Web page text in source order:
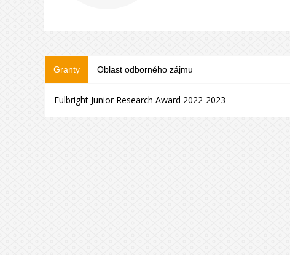
Granty Oblast odborného zájmu
Fulbright Junior Research Award 2022-2023